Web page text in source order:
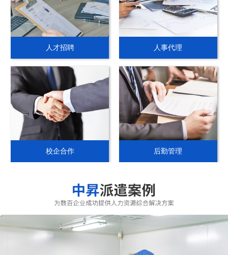
人才招聘 人事代理
校企合作 后勤管理